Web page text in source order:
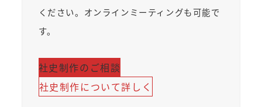
ください。オンラインミーティングも可能で
す。
社史制作のご相談
社史制作について詳しく